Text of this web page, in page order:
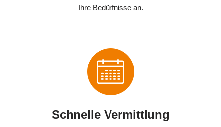
Ihre Bedürfnisse an.
Schnelle Vermittlung